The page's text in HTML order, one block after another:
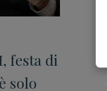
festa di
solo